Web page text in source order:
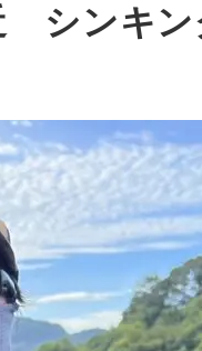
シンキン